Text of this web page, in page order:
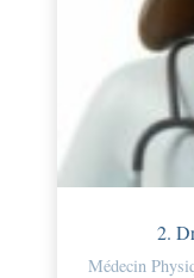
2.
Médecin